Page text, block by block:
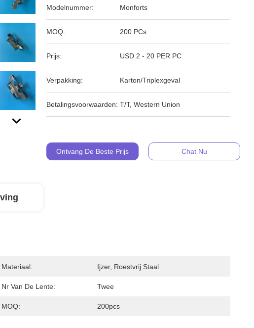
Modelnummer: Monforts
MOQ: 200 PCs
Prijs: USD 2 - 20 PER PC
Verpakking: Karton/Triplexgeval
Betalingsvoorwaarden: T/T, Western Union
Ontvang De Beste Prijs Chat Nu
Materiaal: Ijzer, Roestvrij Staal
Nr Van De Lente: Twee
MOQ: 200pcs